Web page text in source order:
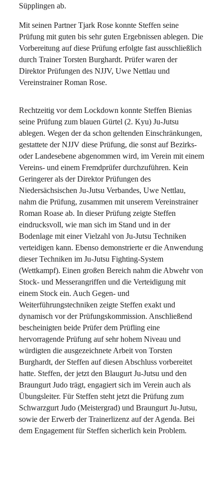
Süpplingen ab.
Mit seinen Partner Tjark Rose konnte Steffen seine
Prüfung mit guten bis sehr guten Ergebnissen ablegen. Die
Vorbereitung auf diese Prüfung erfolgte fast ausschließlich
durch Trainer Torsten Burghardt. Prüfer waren der
Direktor Prüfungen des NJJV, Uwe Nettlau und
Vereinstrainer Roman Rose.
Rechtzeitig vor dem Lockdown konnte Steffen Bienias
seine Prüfung zum blauen Gürtel (2. Kyu) Ju-Jutsu
ablegen. Wegen der da schon geltenden Einschränkungen,
gestattete der NJJV diese Prüfung, die sonst auf Bezirks-
oder Landesebene abgenommen wird, im Verein mit einem
Vereins- und einem Fremdprüfer durchzuführen. Kein
Geringerer als der Direktor Prüfungen des
Niedersächsischen Ju-Jutsu Verbandes, Uwe Nettlau,
nahm die Prüfung, zusammen mit unserem Vereinstrainer
Roman Roase ab. In dieser Prüfung zeigte Steffen
eindrucksvoll, wie man sich im Stand und in der
Bodenlage mit einer Vielzahl von Ju-Jutsu Techniken
verteidigen kann. Ebenso demonstrierte er die Anwendung
dieser Techniken im Ju-Jutsu Fighting-System
(Wettkampf). Einen großen Bereich nahm die Abwehr von
Stock- und Messerangriffen und die Verteidigung mit
einem Stock ein. Auch Gegen- und
Weiterführungstechniken zeigte Steffen exakt und
dynamisch vor der Prüfungskommission. Anschließend
bescheinigten beide Prüfer dem Prüfling eine
hervorragende Prüfung auf sehr hohem Niveau und
würdigten die ausgezeichnete Arbeit von Torsten
Burghardt, der Steffen auf diesen Abschluss vorbereitet
hatte. Steffen, der jetzt den Blaugurt Ju-Jutsu und den
Braungurt Judo trägt, engagiert sich im Verein auch als
Übungsleiter. Für Steffen steht jetzt die Prüfung zum
Schwarzgurt Judo (Meistergrad) und Braungurt Ju-Jutsu,
sowie der Erwerb der Trainerlizenz auf der Agenda. Bei
dem Engagement für Steffen sicherlich kein Problem.